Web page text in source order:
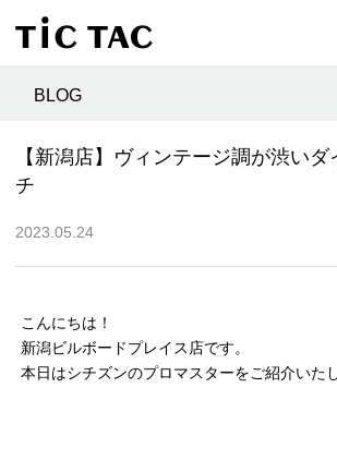
BLOG
【新潟店】ヴィンテージ調が渋い
チ
2023.05.24
こんにちは！
新潟ビルボードプレイス店です。
本日はシチズンのプロマスターをご紹介いた